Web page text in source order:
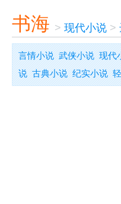
书海 > 现代小说 >
言情小说 武侠小说 现代
说 古典小说 纪实小说